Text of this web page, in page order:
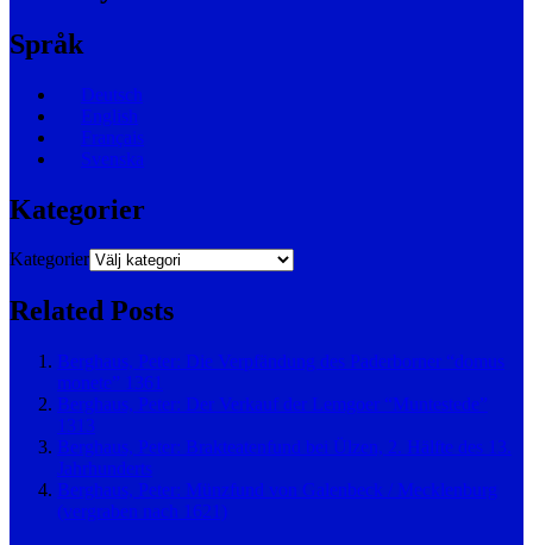
Språk
Deutsch
English
Français
Svenska
Kategorier
Kategorier
Related Posts
Berghaus, Peter: Die Verpfändung des Paderborner “domus
monete” 1361
Berghaus, Peter: Der Verkauf der Lemgoer “Muntestede”
1313
Berghaus, Peter: Brakteatenfund bei Ülzen, 2. Hälfte des 13.
Jahrhunderts
Berghaus, Peter: Münzfund von Galenbeck / Mecklenburg
(vergraben nach 1621)